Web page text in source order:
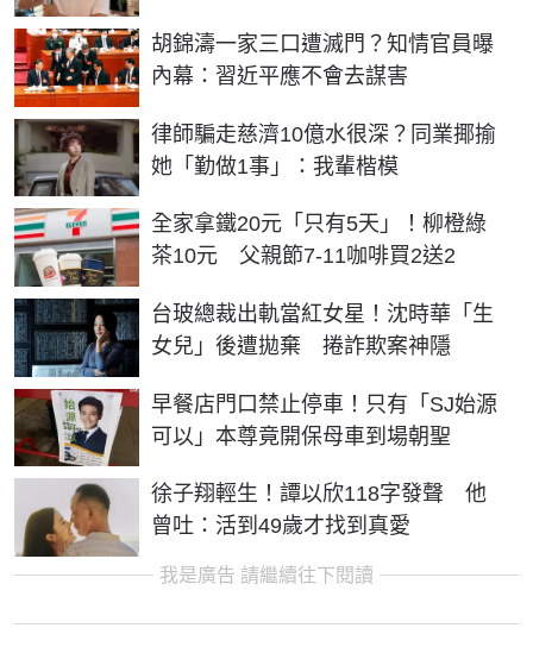
胡錦濤一家三口遭滅門？知情官員曝
內幕：習近平應不會去謀害
律師騙走慈濟10億水很深？同業揶揄
她「勤做1事」：我輩楷模
全家拿鐵20元「只有5天」！柳橙綠
茶10元 父親節7-11咖啡買2送2
台玻總裁出軌當紅女星！沈時華「生
女兒」後遭拋棄 捲詐欺案神隱
早餐店門口禁止停車！只有「SJ始源
可以」本尊竟開保母車到場朝聖
徐子翔輕生！譚以欣118字發聲 他
曾吐：活到49歲才找到真愛
我是廣告 請繼續往下閱讀